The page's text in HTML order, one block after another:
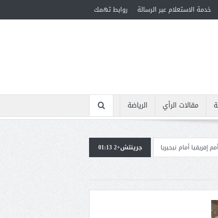
خدمة الاستعلام عبر الرسالة روابط تهمك
مقالات الرأي الرياضة
استقبال جماهيرى حاشد لمحمد صلاح لدى وصوله إلى تركيا لإتمام انتقاله
جرينتش+2 01:13